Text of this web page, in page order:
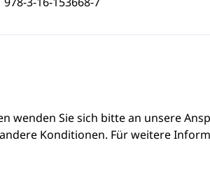
wenden Sie sich bitte an unsere
Konditionen. Für weitere